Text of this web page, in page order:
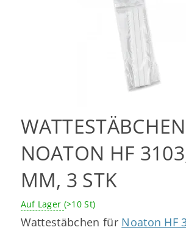
NOATON HF
MM, 3 STK
Auf Lager (>10 St)
Wattestäbchen für Noaton HF